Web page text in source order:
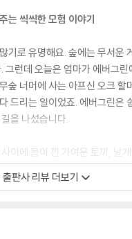
는 씩씩한 모험 이야기
기로 유명해요. 숲에는 무서운
그런데 오늘은 엄마가 에버그린
숲 너머에 사는 아프신 오크 할
드리는 일이었죠. 에버그린은
을 나섰습니다.
이에 몸이 낀 가여운 토끼, 날개
는 목청 큰 두꺼비까지 만나게
달라고 하는 게 아니겠어요? 빨
있을까요? 그리고 엄마의 수프
출판사 리뷰 더보기